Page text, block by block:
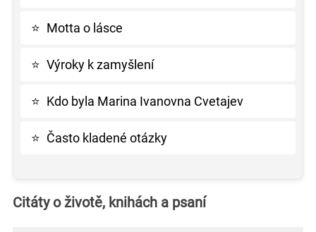
⭐ Motta o lásce
⭐ Výroky k zamyšlení
⭐ Kdo byla Marina Ivanovna Cvetajev
⭐ Často kladené otázky
Citáty o životě, knihách a psaní